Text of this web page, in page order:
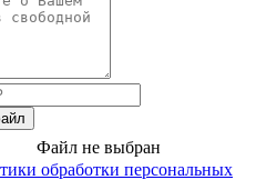
Файл не выбран
обработки персональных